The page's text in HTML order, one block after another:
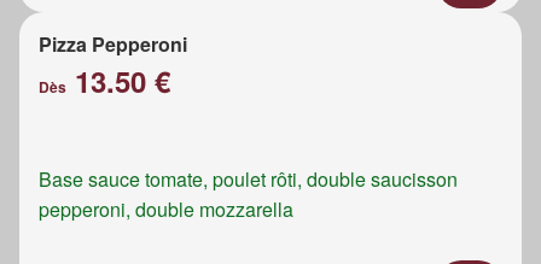
Pizza Pepperoni
Dès 13.50 €
Base sauce tomate, poulet rôti, double saucisson
pepperoni, double mozzarella